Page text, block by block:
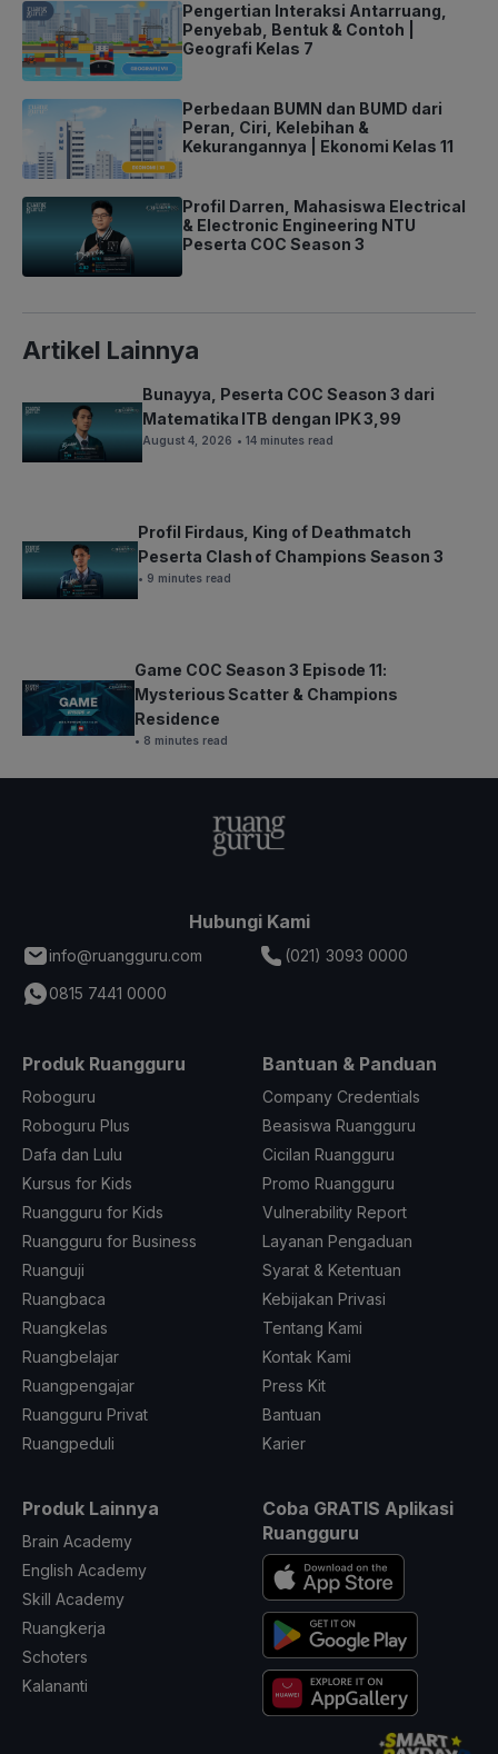
Pengertian Interaksi Antarruang,
Penyebab, Bentuk & Contoh |
Geografi Kelas 7
Perbedaan BUMN dan BUMD dari
Peran, Ciri, Kelebihan &
Kekurangannya | Ekonomi Kelas 11
Profil Darren, Mahasiswa Electrical
& Electronic Engineering NTU
Peserta COC Season 3
Artikel Lainnya
Bunayya, Peserta COC Season 3 dari
Matematika ITB dengan IPK 3,99
August 4, 2026 • 14 minutes read
Profil Firdaus, King of Deathmatch
Peserta Clash of Champions Season 3
• 9 minutes read
Game COC Season 3 Episode 11:
Mysterious Scatter & Champions
Residence
• 8 minutes read
Hubungi Kami
info@ruangguru.com
(021) 3093 0000
0815 7441 0000
Produk Ruangguru
Roboguru
Roboguru Plus
Dafa dan Lulu
Kursus for Kids
Ruangguru for Kids
Ruangguru for Business
Ruanguji
Ruangbaca
Ruangkelas
Ruangbelajar
Ruangpengajar
Ruangguru Privat
Ruangpeduli
Bantuan & Panduan
Company Credentials
Beasiswa Ruangguru
Cicilan Ruangguru
Promo Ruangguru
Vulnerability Report
Layanan Pengaduan
Syarat & Ketentuan
Kebijakan Privasi
Tentang Kami
Kontak Kami
Press Kit
Bantuan
Karier
Produk Lainnya
Brain Academy
English Academy
Skill Academy
Ruangkerja
Schoters
Kalananti
Coba GRATIS Aplikasi
Ruangguru